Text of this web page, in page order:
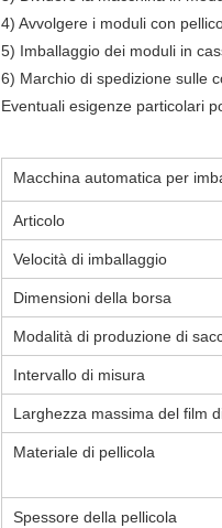
4) Avvolgere i moduli con
5) Imballaggio dei moduli in
6) Marchio di spedizione sulle
Eventuali esigenze particolari
Macchina automatica per
Articolo
Velocità di imballaggio
Dimensioni della borsa
Modalità di produzione di
Intervallo di misura
Larghezza massima del film
Materiale di pellicola
Spessore della pellicola